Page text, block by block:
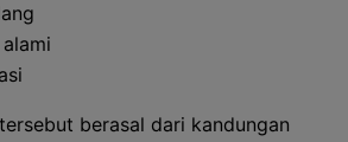
berasal dari kandungan